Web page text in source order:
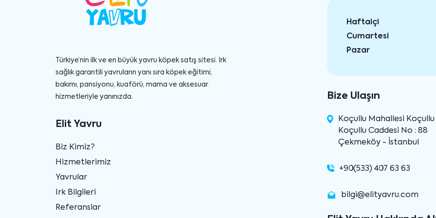
Türkiye’nin ilk ve en büyük yavru köpek satış sitesi. Irk
sağlık garantili yavruların yanı sıra köpek eğitimi,
bakımı, pansiyonu, kuaförü, mama ve aksesuar
hizmetleriyle yanınızda.
Elit Yavru
Biz Kimiz?
Hizmetlerimiz
Yavrular
Irk Bilgileri
Referanslar
Haftaiçi
Cumartesi
Pazar
Bize Ulaşın
Koçullu Mahallesi
Koçullu Caddesi No : 88
Çekmeköy - İstanbul
+90(533) 407 63 63
bilgi@elityavru.com